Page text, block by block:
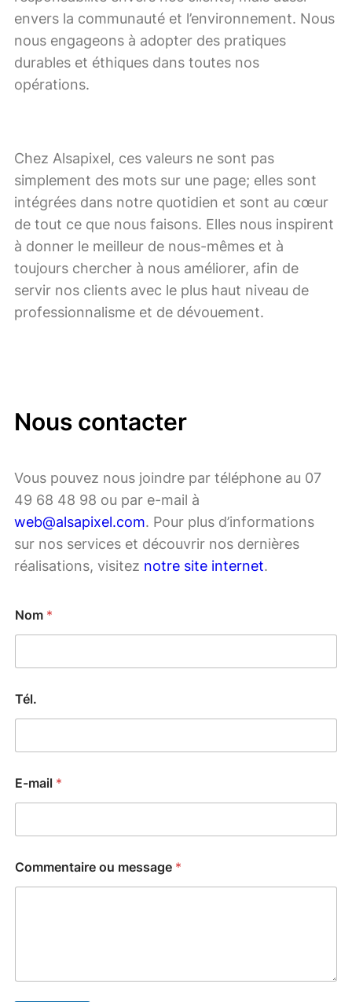
envers la communauté et l’environnement. Nous
nous engageons à adopter des pratiques
durables et éthiques dans toutes nos
opérations.
Chez Alsapixel, ces valeurs ne sont pas
simplement des mots sur une page; elles sont
intégrées dans notre quotidien et sont au cœur
de tout ce que nous faisons. Elles nous inspirent
à donner le meilleur de nous-mêmes et à
toujours chercher à nous améliorer, afin de
servir nos clients avec le plus haut niveau de
professionnalisme et de dévouement.
Nous contacter
Vous pouvez nous joindre par téléphone au 07
49 68 48 98 ou par e-mail à
web@alsapixel.com. Pour plus d’informations
sur nos services et découvrir nos dernières
réalisations, visitez notre site internet.
Nom *
Tél.
E-mail *
Commentaire ou message *